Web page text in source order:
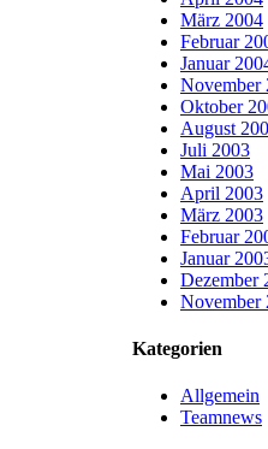
März 2004
Februar
Januar
November
Oktober
August
Juli 2003
Mai 2003
April 2003
März 2003
Februar
Januar
Dezember
November
Kategorien
Allgemein
Teamnews